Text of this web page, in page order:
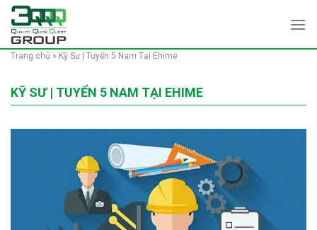
Skip
content
Trang chủ » Kỹ Sư | Tuyển 5 Nam Tại Ehime
KỸ SƯ | TUYỂN 5 NAM TẠI EHIME